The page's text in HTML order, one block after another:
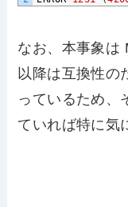
なお、本事象は
以降は互換性の
っているため、
ていれば特に気